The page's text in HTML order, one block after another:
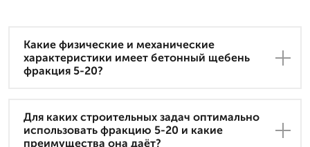
Какие физические и механические
характеристики имеет бетонный щебень
фракция 5-20?
Для каких строительных задач оптимально
использовать фракцию 5-20 и какие
преимущества она даёт?